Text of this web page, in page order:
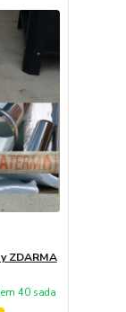
ZDARMA
40 sada